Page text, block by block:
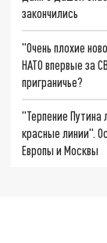
закончились
"Очень плохие
НАТО впервые за
приграничье?
"Терпение Путина
красные линии".
Европы и Москвы